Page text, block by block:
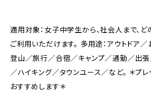
適用対象：女子中学生から、社会人まで、
ご利用いただけます。 多用途：アウトドア
登山／旅行／合宿／キャンプ／通勤／出
／ハイキング／タウンユース／など。 ＊プ
おすすめします＊